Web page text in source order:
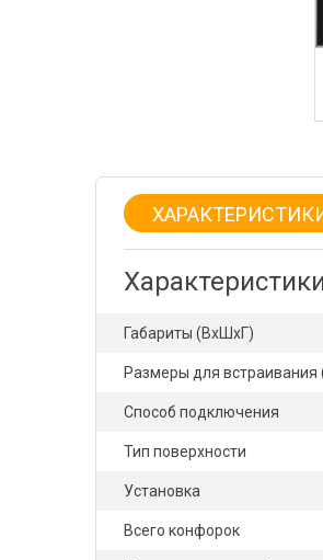
Габариты (ВхШхГ)
Размеры для встраивания
Способ подключения
Тип поверхности
Установка
Всего конфорок